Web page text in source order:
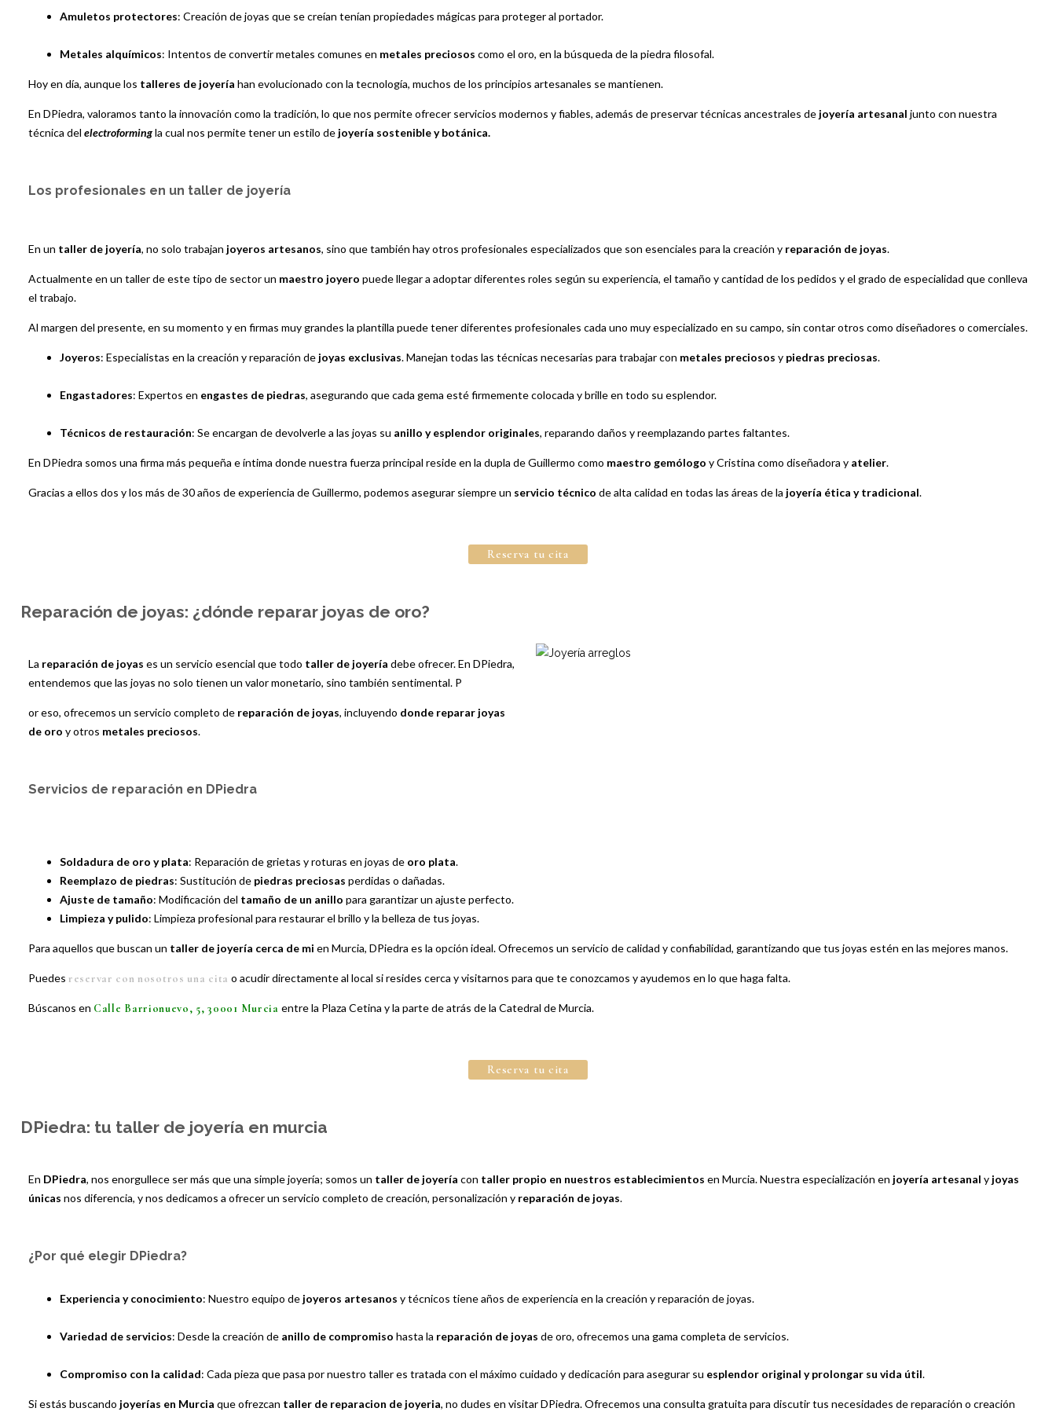
Amuletos protectores: Creación de joyas que se creían tenían propiedades mágicas para proteger al portador.
Metales alquímicos: Intentos de convertir metales comunes en metales preciosos como el oro, en la búsqueda de la piedra filosofal.
Hoy en día, aunque los talleres de joyería han evolucionado con la tecnología, muchos de los principios artesanales se mantienen.
En DPiedra, valoramos tanto la innovación como la tradición, lo que nos permite ofrecer servicios modernos y fiables, además de preservar técnicas ancestrales de joyería artesanal junto con nuestra
técnica del electroformingla cual nos permite tener un estilo de joyería sostenible y botánica.
Los profesionales en un taller de joyería
En un taller de joyería, no solo trabajan joyeros artesanos, sino que también hay otros profesionales especializados que son esenciales para la creación y reparación de joyas.
Actualmente en un taller de este tipo de sector un maestro joyero puede llegar a adoptar diferentes roles según su experiencia, el tamaño y cantidad de los pedidos y el grado de especialidad que conlleva
el trabajo.
Al margen del presente, en su momento y en firmas muy grandes la plantilla puede tener diferentes profesionales cada uno muy especializado en su campo, sin contar otros como diseñadores o comerciales.
Joyeros: Especialistas en la creación y reparación de joyas exclusivas. Manejan todas las técnicas necesarias para trabajar con metales preciosos y piedras preciosas.
Engastadores: Expertos en engastes de piedras, asegurando que cada gema esté firmemente colocada y brille en todo su esplendor.
Técnicos de restauración: Se encargan de devolverle a las joyas su anillo y esplendor originales, reparando daños y reemplazando partes faltantes.
En DPiedra somos una firma más pequeña e íntima donde nuestra fuerza principal reside en la dupla de Guillermo como maestro gemólogo y Cristina como diseñadora y atelier.
Gracias a ellos dos y los más de 30 años de experiencia de Guillermo, podemos asegurar siempre un servicio técnico de alta calidad en todas las áreas de la joyería ética y tradicional.
Reserva tu cita
Reparación de joyas: ¿dónde reparar joyas de oro?
La reparación de joyas es un servicio esencial que todo taller de joyería debe ofrecer. En DPiedra,
entendemos que las joyas no solo tienen un valor monetario, sino también sentimental. P
or eso, ofrecemos un servicio completo de reparación de joyas, incluyendo donde reparar joyas
de oro y otros metales preciosos.
Servicios de reparación en DPiedra
Soldadura de oro y plata: Reparación de grietas y roturas en joyas de oro plata.
Reemplazo de piedras: Sustitución de piedras preciosas perdidas o dañadas.
Ajuste de tamaño: Modificación del tamaño de un anillo para garantizar un ajuste perfecto.
Limpieza y pulido: Limpieza profesional para restaurar el brillo y la belleza de tus joyas.
Para aquellos que buscan un taller de joyería cerca de mi en Murcia, DPiedra es la opción ideal. Ofrecemos un servicio de calidad y confiabilidad, garantizando que tus joyas estén en las mejores manos.
Puedes reservar con nosotros una cita o acudir directamente al local si resides cerca y visitarnos para que te conozcamos y ayudemos en lo que haga falta.
Búscanos en Calle Barrionuevo, 5, 30001 Murcia entre la Plaza Cetina y la parte de atrás de la Catedral de Murcia.
Reserva tu cita
DPiedra: tu taller de joyería en murcia
En DPiedra, nos enorgullece ser más que una simple joyería; somos un taller de joyería con taller propio en nuestros establecimientos en Murcia. Nuestra especialización en joyería artesanal y joyas
únicas nos diferencia, y nos dedicamos a ofrecer un servicio completo de creación, personalización y reparación de joyas.
¿Por qué elegir DPiedra?
Experiencia y conocimiento: Nuestro equipo de joyeros artesanos y técnicos tiene años de experiencia en la creación y reparación de joyas.
Variedad de servicios: Desde la creación de anillo de compromiso hasta la reparación de joyas de oro, ofrecemos una gama completa de servicios.
Compromiso con la calidad: Cada pieza que pasa por nuestro taller es tratada con el máximo cuidado y dedicación para asegurar su esplendor original y prolongar su vida útil.
Si estás buscando joyerías en Murcia que ofrezcan taller de reparacion de joyeria, no dudes en visitar DPiedra. Ofrecemos una consulta gratuita para discutir tus necesidades de reparación o creación